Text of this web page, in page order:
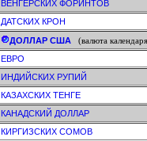
ВЕНГЕРСКИХ ФОРИНТОВ
ДАТСКИХ КРОН
ДОЛЛАР США (валюта
ЕВРО
ИНДИЙСКИХ РУПИЙ
КАЗАХСКИХ ТЕНГЕ
КАНАДСКИЙ ДОЛЛАР
КИРГИЗСКИХ СОМОВ